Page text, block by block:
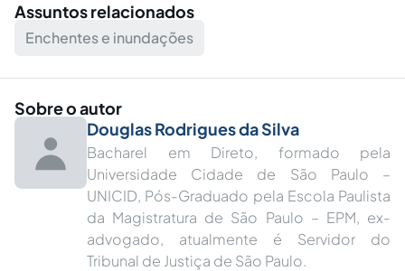
Assuntos relacionados
Enchentes e inundações
Sobre o autor
Douglas Rodrigues da Silva
Bacharel em Direto, formado pela
Universidade Cidade de São Paulo –
UNICID, Pós-Graduado pela Escola Paulista
da Magistratura de São Paulo – EPM, ex-
advogado, atualmente é Servidor do
Tribunal de Justiça de São Paulo.